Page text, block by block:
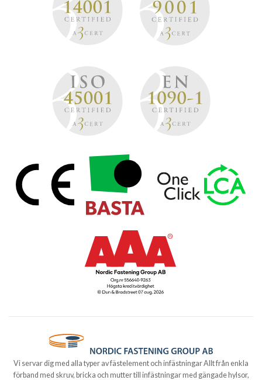
Vi servar dig med alla typer av fästelement och infästningar Allt från enkla
förband med skruv, bricka och mutter till infästningar med gängade hylsor,